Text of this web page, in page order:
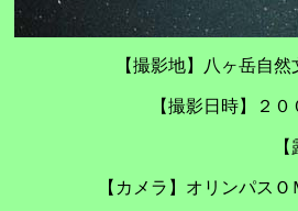
【撮影地】八ヶ
【撮影日時】２
【カメラ】オリンパス